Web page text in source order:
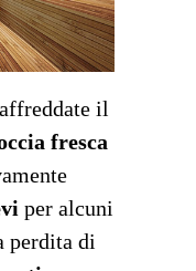
il
fresca
per alcuni
perdita di